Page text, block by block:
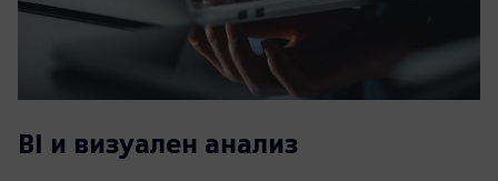
BI и визуален анализ